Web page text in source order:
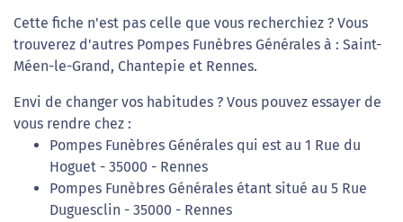
Cette fiche n'est pas celle que vous recherchiez ? Vous
trouverez d'autres Pompes Funèbres Générales à : Saint-
Méen-le-Grand, Chantepie et Rennes.
Envi de changer vos habitudes ? Vous pouvez essayer de
vous rendre chez :
Pompes Funèbres Générales qui est au 1 Rue du
Hoguet - 35000 - Rennes
Pompes Funèbres Générales étant situé au 5 Rue
Duguesclin - 35000 - Rennes